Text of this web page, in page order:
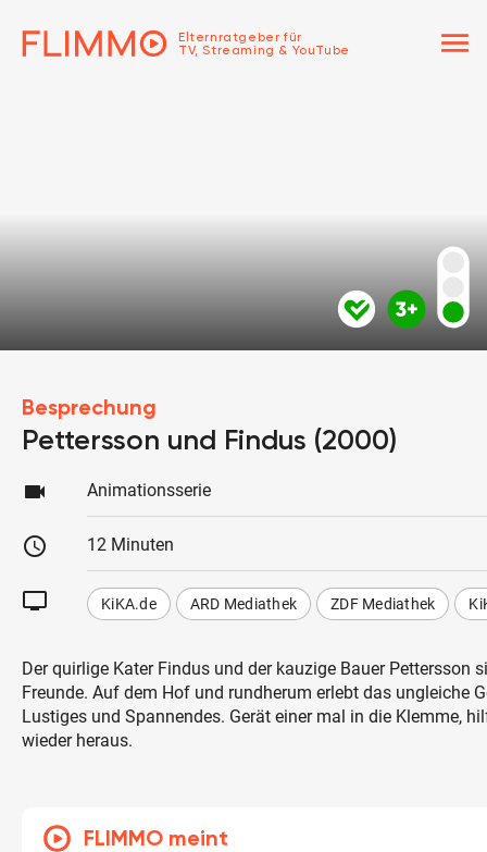
Elternratgeber für
TV, Streaming & YouTube
menu
Besprechung
Pettersson und Findus (2000)
videocam Animationsserie
schedule 12 Minuten
tv KiKA.de ARD Mediathek ZDF Mediathek
Der quirlige Kater Findus und der kauzige Bauer Pettersson
Freunde. Auf dem Hof und rundherum erlebt das ungleiche
Lustiges und Spannendes. Gerät einer mal in die Klemme,
wieder heraus.
FLIMMO meint